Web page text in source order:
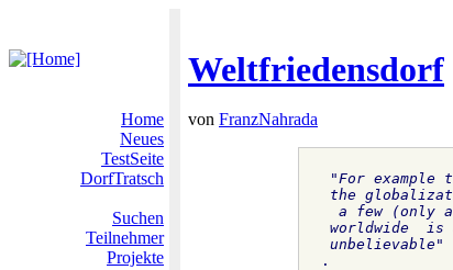
Weltfriedensdorf
Home
Neues
TestSeite
DorfTratsch
Suchen
Teilnehmer
Projekte
von FranzNahrada
"For example
the
a few (only
worldwide
unbelievable"